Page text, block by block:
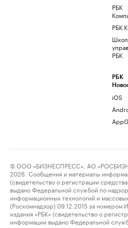
РБК
РБК
РБК
РБК
iOS
© ООО «БИЗНЕСПРЕСС», АО
2026. Сообщения и материалы
(свидетельство о регистрации
выдано Федеральной службой по
информационных технологий и
(Роскомнадзор) 09.12.2015 за
издания «РБК» (свидетельство о
информации выдано Федеральной